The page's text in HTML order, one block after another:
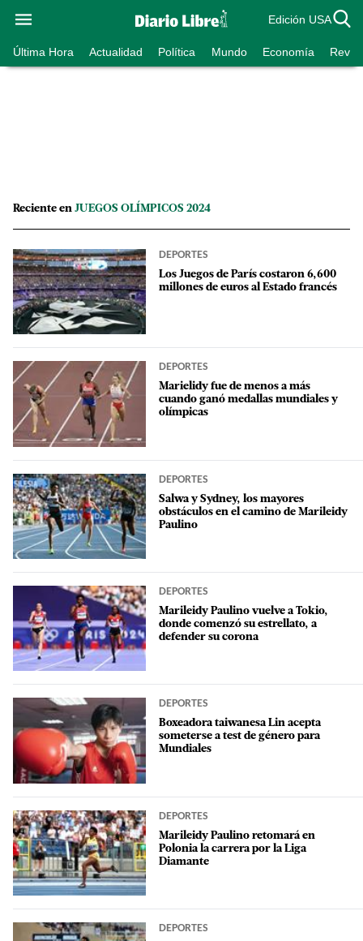
Edición USA
Última Hora Actualidad Política Mundo Economía
Reciente en JUEGOS OLÍMPICOS 2024
DEPORTES
Los Juegos de París costaron 6,600
millones de euros al Estado francés
DEPORTES
Marielidy fue de menos a más
cuando ganó medallas mundiales y
olímpicas
DEPORTES
Salwa y Sydney, los mayores
obstáculos en el camino de Marileidy
Paulino
DEPORTES
Marileidy Paulino vuelve a Tokio,
donde comenzó su estrellato, a
defender su corona
DEPORTES
Boxeadora taiwanesa Lin acepta
someterse a test de género para
Mundiales
DEPORTES
Marileidy Paulino retomará en
Polonia la carrera por la Liga
Diamante
DEPORTES